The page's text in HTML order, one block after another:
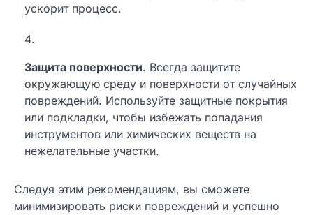
ускорит процесс.
Защита поверхности. Всегда защитите
окружающую среду и поверхности от случайных
повреждений. Используйте защитные покрытия
или подкладки, чтобы избежать попадания
инструментов или химических веществ на
нежелательные участки.
Следуя этим рекомендациям, вы сможете
минимизировать риски повреждений и успешно